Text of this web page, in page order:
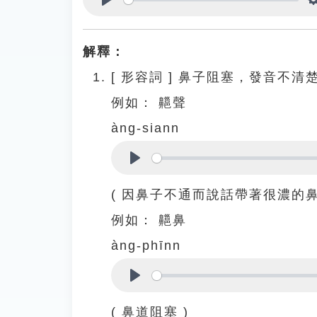
解釋：
[ 形容詞 ] 鼻子阻塞，發音不清楚
例如：
齆聲
àng-siann
( 因鼻子不通而說話帶著很濃的
例如：
齆鼻
àng-phīnn
( 鼻道阻塞 )